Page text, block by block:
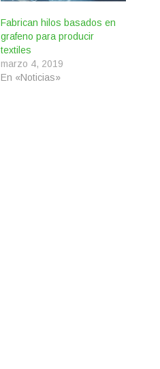
Fabrican hilos basados en
grafeno para producir
textiles
marzo 4, 2019
En «Noticias»